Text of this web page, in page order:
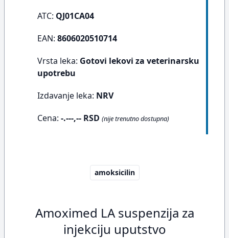
ATC: QJ01CA04
EAN: 8606020510714
Vrsta leka: Gotovi lekovi za veterinarsku
upotrebu
Izdavanje leka: NRV
Cena: -.---,-- RSD (nije trenutno dostupna)
amoksicilin
Amoximed LA suspenzija za
injekciju uputstvo